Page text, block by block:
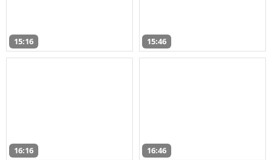
15:16 15:46
16:16 16:46